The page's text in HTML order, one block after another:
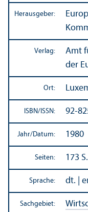
Herausgeber:
Verlag:
Amt
der
Ort:
ISBN/ ISSN: 92-
Jahr/Datum: 1980
Seiten: 173 S.
Sprache: dt. |
Sachgebiet: